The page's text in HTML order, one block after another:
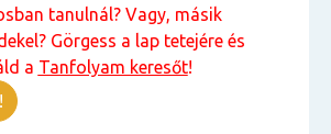
tanulnál? Vagy, másik
Görgess a lap tetejére és
a Tanfolyam keresőt!